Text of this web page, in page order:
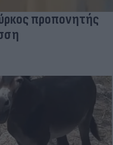
προπονητής